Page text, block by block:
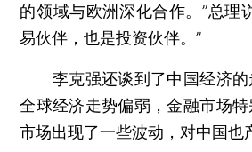
的领域与欧洲深化合作。”总理
易伙伴，也是投资伙伴。”
李克强还谈到了中国经济的
全球经济走势偏弱，金融市场
市场出现了一些波动，对中国也